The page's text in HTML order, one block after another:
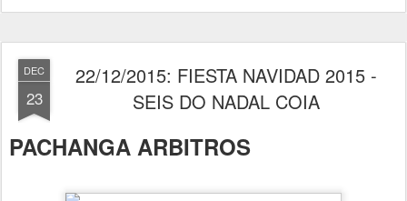
DEC
23
22/12/2015: FIESTA NAVIDAD 2015 -
SEIS DO NADAL COIA
PACHANGA ARBITROS